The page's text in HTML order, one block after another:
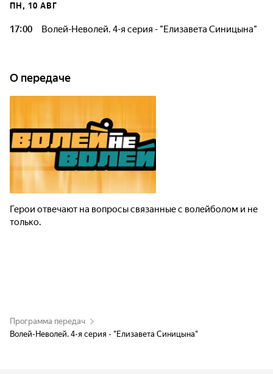
ПН, 10 АВГ
17:00 Волей-Неволей. 4-я серия - "Елизавета Синицына"
О передаче
Герои отвечают на вопросы связанные с волейболом и не
только.
Программа передач
Волей-Неволей. 4-я серия - "Елизавета Синицына"